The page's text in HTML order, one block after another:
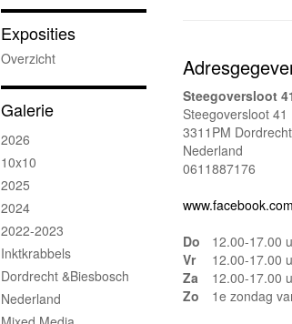
Steegoversloot
Steegoversloot 41
3311PM Dordrecht
Nederland
0611887176
Do
12.00-17.00
Vr
12.00-17.00
Za
12.00-17.00
Zo
1e zondag
Exposities
Overzicht
Galerie
2026
10x10
2025
2024
2022-2023
Inktkrabbels
Dordrecht &Biesbosch
Nederland